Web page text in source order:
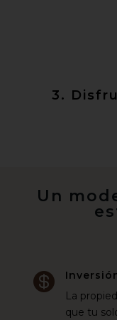
3.
Un

La
que tu